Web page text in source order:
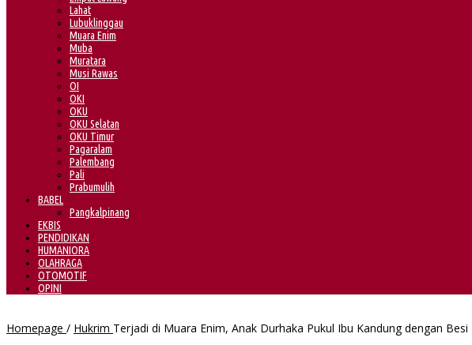
Lahat
Lubuklinggau
Muara Enim
Muba
Muratara
Musi Rawas
OI
OKI
OKU
OKU Selatan
OKU Timur
Pagaralam
Palembang
Pali
Prabumulih
BABEL
Pangkalpinang
EKBIS
PENDIDIKAN
HUMANIORA
OLAHRAGA
OTOMOTIF
OPINI
Homepage / Hukrim Terjadi di Muara Enim, Anak Durhaka Pukul Ibu Kandung dengan Besi